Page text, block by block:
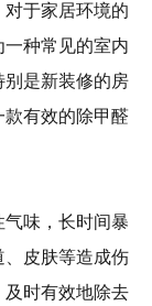
于家居环境的
种常见的室内
是新装修的房
款有效的除甲醛
味，长时间暴
、皮肤等造成伤
时有效地除去